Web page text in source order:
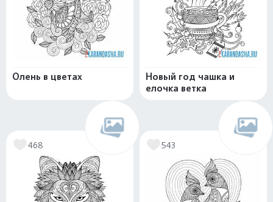
Олень в цветах
Новый год чашка и
елочка ветка
468 543